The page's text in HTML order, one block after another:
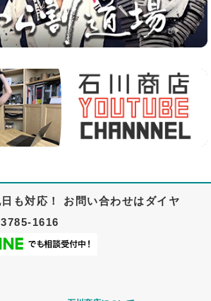
も対応！ お問い合わせはダイヤ
1616